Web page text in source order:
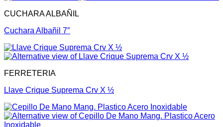
CUCHARA ALBAÑIL
Cuchara Albañil 7″
FERRETERIA
Llave Crique Suprema Crv X ½